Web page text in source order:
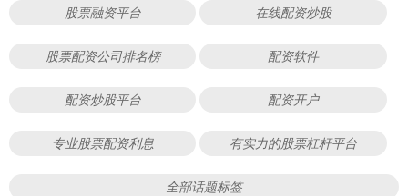
股票融资平台 在线配资炒股
股票配资公司排名榜 配资软件
配资炒股平台 配资开户
专业股票配资利息 有实力的股票杠杆平台
全部话题标签